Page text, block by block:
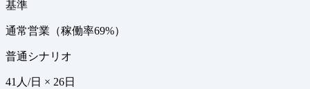
基準
通常営業（稼働率69%）
普通シナリオ
41人/日 × 26日